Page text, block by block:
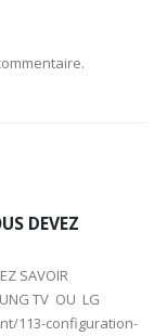
DEVEZ
SAVOIR
TV OU LG
113-configuration-